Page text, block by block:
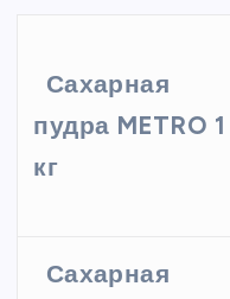
Сахарная
пудра METRO 1
кг
Сахарная